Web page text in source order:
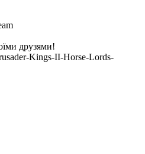
друзями!
Kings-II-Horse-Lords-